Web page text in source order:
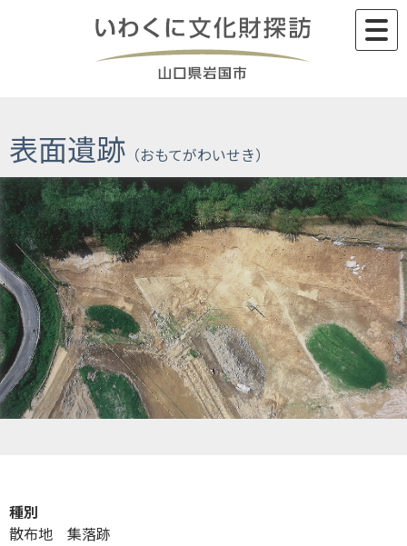
表面遺跡
種別
散布地 集落跡